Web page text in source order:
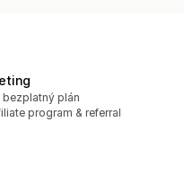
plán
program & referral